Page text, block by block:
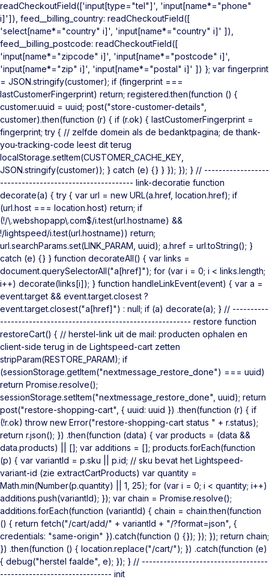
readCheckoutField(['input[type="tel"]', 'input[name*="phone"
i]']), feed__billing_country: readCheckoutField([
'select[name*="country" i]', 'input[name*="country" i]' ]),
feed__billing_postcode: readCheckoutField([
'input[name*="zipcode" i]', 'input[name*="postcode" i]',
'input[name*="zip" i]', 'input[name*="postal" i]' ]) }; var fingerprint
= JSON.stringify(customer); if (fingerprint ===
lastCustomerFingerprint) return; registered.then(function () {
customer.uuid = uuid; post("store-customer-details",
customer).then(function (r) { if (r.ok) { lastCustomerFingerprint =
fingerprint; try { // zelfde domein als de bedanktpagina; de thank-
you-tracking-code leest dit terug
localStorage.setItem(CUSTOMER_CACHE_KEY,
JSON.stringify(customer)); } catch (e) {} } }); }); } // ------------------
------------------------------------- link-decoratie function
decorate(a) { try { var url = new URL(a.href, location.href); if
(url.host === location.host) return; if
(!/\.webshopapp\.com$/i.test(url.hostname) &&
!/lightspeed/i.test(url.hostname)) return;
url.searchParams.set(LINK_PARAM, uuid); a.href = url.toString(); }
catch (e) {} } function decorateAll() { var links =
document.querySelectorAll("a[href]"); for (var i = 0; i < links.length;
i++) decorate(links[i]); } function handleLinkEvent(event) { var a =
event.target && event.target.closest ?
event.target.closest("a[href]") : null; if (a) decorate(a); } // ----------
----------------------------------------------------- restore function
restoreCart() { // herstel-link uit de mail: producten ophalen en
client-side terug in de Lightspeed-cart zetten
stripParam(RESTORE_PARAM); if
(sessionStorage.getItem("nextmessage_restore_done") === uuid)
return Promise.resolve();
sessionStorage.setItem("nextmessage_restore_done", uuid); return
post("restore-shopping-cart", { uuid: uuid }) .then(function (r) { if
(!r.ok) throw new Error("restore-shopping-cart status " + r.status);
return r.json(); }) .then(function (data) { var products = (data &&
data.products) || []; var additions = []; products.forEach(function
(p) { var variantId = p.sku || p.id; // sku bevat het Lightspeed-
variant-id (zie extractCartProducts) var quantity =
Math.min(Number(p.quantity) || 1, 25); for (var i = 0; i < quantity; i++)
additions.push(variantId); }); var chain = Promise.resolve();
additions.forEach(function (variantId) { chain = chain.then(function
() { return fetch("/cart/add/" + variantId + "/?format=json", {
credentials: "same-origin" }).catch(function () {}); }); }); return chain;
}) .then(function () { location.replace("/cart/"); }) .catch(function (e)
{ debug("herstel faalde", e); }); } // -----------------------------------
------------------------------- init